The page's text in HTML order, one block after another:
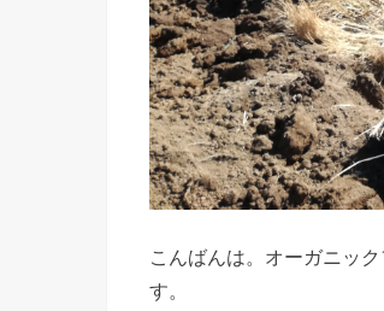
こんばんは。オーガニッ
す。